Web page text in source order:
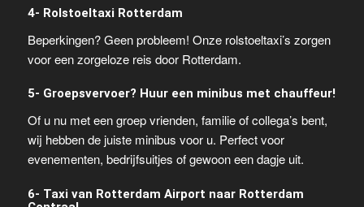
4- Rolstoeltaxi Rotterdam
Beperkingen? Geen probleem! Onze rolstoeltaxi’s zorgen
voor een zorgeloze reis door Rotterdam.
5- Groepsvervoer? Huur een minibus met chauffeur!
Of u nu met een groep vrienden, familie of collega’s bent,
wij hebben de juiste minibus voor u. Perfect voor
evenementen, bedrijfsuitjes of gewoon een dagje uit.
6- Taxi van Rotterdam Airport naar Rotterdam